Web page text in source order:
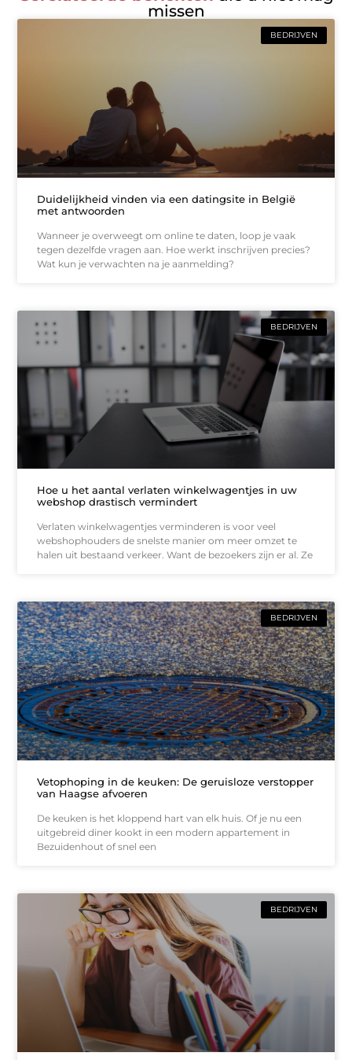
missen
BEDRIJVEN
Duidelijkheid vinden via een datingsite in België
met antwoorden
Wanneer je overweegt om online te daten, loop je vaak
tegen dezelfde vragen aan. Hoe werkt inschrijven precies?
Wat kun je verwachten na je aanmelding?
BEDRIJVEN
Hoe u het aantal verlaten winkelwagentjes in uw
webshop drastisch vermindert
Verlaten winkelwagentjes verminderen is voor veel
webshophouders de snelste manier om meer omzet te
halen uit bestaand verkeer. Want de bezoekers zijn er al. Ze
BEDRIJVEN
Vetophoping in de keuken: De geruisloze verstopper
van Haagse afvoeren
De keuken is het kloppend hart van elk huis. Of je nu een
uitgebreid diner kookt in een modern appartement in
Bezuidenhout of snel een
BEDRIJVEN